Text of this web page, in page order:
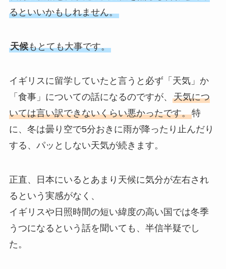
るといいかもしれません。
天候もとても大事です。
イギリスに留学していたと言うと必ず「天気」か
「食事」についての話になるのですが、 天気につ
いては言い訳できないくらい悪かったです。特
に、冬は曇り空で5分おきに雨が降ったり止んだり
する、パッとしない天気が続きます。
正直、日本にいるとあまり天候に気分が左右され
るという実感がなく、
イギリスや日照時間の短い緯度の高い国では冬季
うつになるという話を聞いても、半信半疑でし
た。